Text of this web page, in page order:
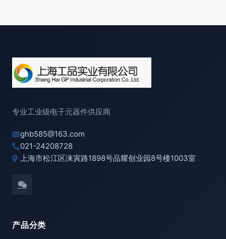
专业工业级电子元器件供应商
ghb585@163.com
021-24208728
上海市松江区涞寅路1898号品耀创业园8号楼1003室
产品分类